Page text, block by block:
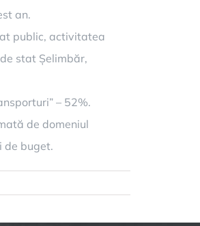
an.
public, activitatea
stat Șelimbăr,
– 52%.
de domeniul
de buget.